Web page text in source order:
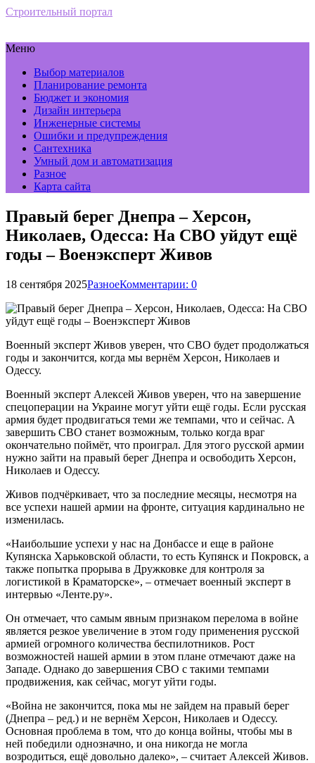
Строительный портал
Меню
Выбор материалов
Планирование ремонта
Бюджет и экономия
Дизайн интерьера
Инженерные системы
Ошибки и предупреждения
Сантехника
Умный дом и автоматизация
Разное
Карта сайта
Правый берег Днепра – Херсон,
Николаев, Одесса: На СВО уйдут ещё
годы – Военэксперт Живов
18 сентября 2025РазноеКомментарии: 0
Военный эксперт Живов уверен, что СВО будет продолжаться
годы и закончится, когда мы вернём Херсон, Николаев и
Одессу.
Военный эксперт Алексей Живов уверен, что на завершение
спецоперации на Украине могут уйти ещё годы. Если русская
армия будет продвигаться теми же темпами, что и сейчас. А
завершить СВО станет возможным, только когда враг
окончательно поймёт, что проиграл. Для этого русской армии
нужно зайти на правый берег Днепра и освободить Херсон,
Николаев и Одессу.
Живов подчёркивает, что за последние месяцы, несмотря на
все успехи нашей армии на фронте, ситуация кардинально не
изменилась.
«Наибольшие успехи у нас на Донбассе и еще в районе
Купянска Харьковской области, то есть Купянск и Покровск, а
также попытка прорыва в Дружковке для контроля за
логистикой в Краматорске», – отмечает военный эксперт в
интервью «Ленте.ру».
Он отмечает, что самым явным признаком перелома в войне
является резкое увеличение в этом году применения русской
армией огромного количества беспилотников. Рост
возможностей нашей армии в этом плане отмечают даже на
Западе. Однако до завершения СВО с такими темпами
продвижения, как сейчас, могут уйти годы.
«Война не закончится, пока мы не зайдем на правый берег
(Днепра – ред.) и не вернём Херсон, Николаев и Одессу.
Основная проблема в том, что до конца войны, чтобы мы в
ней победили однозначно, и она никогда не могла
возродиться, ещё довольно далеко», – считает Алексей Живов.